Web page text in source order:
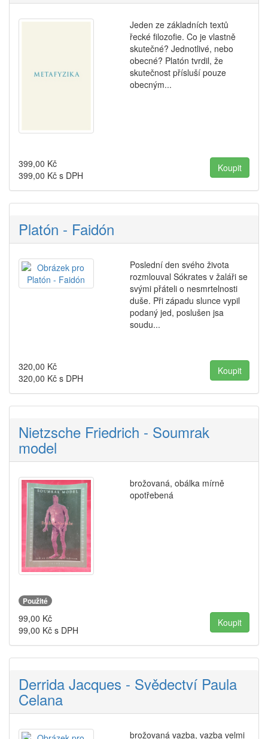
Jeden ze základních textů
řecké filozofie. Co je vlastně
skutečné? Jednotlivé, nebo
obecné? Platón tvrdil, že
skutečnost přísluší pouze
obecným...
399,00 Kč
399,00 Kč s DPH
Platón - Faidón
Poslední den svého života
rozmlouval Sókrates v žaláři se
svými přáteli o nesmrtelnosti
duše. Při západu slunce vypil
podaný jed, poslušen jsa
soudu...
320,00 Kč
320,00 Kč s DPH
Nietzsche Friedrich - Soumrak
model
brožovaná, obálka mírně
opotřebená
Použité
99,00 Kč
99,00 Kč s DPH
Derrida Jacques - Svědectví Paula
Celana
brožovaná vazba, vazba velmi